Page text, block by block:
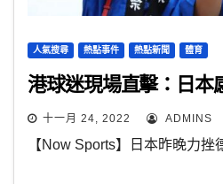
人氣搜尋 熱點事件 熱點新聞 體育
港球迷現場直擊：日本
十一月 24, 2022 ADMINS
【Now Sports】日本昨晚力